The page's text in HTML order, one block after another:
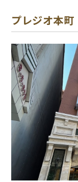
プレジオ本町